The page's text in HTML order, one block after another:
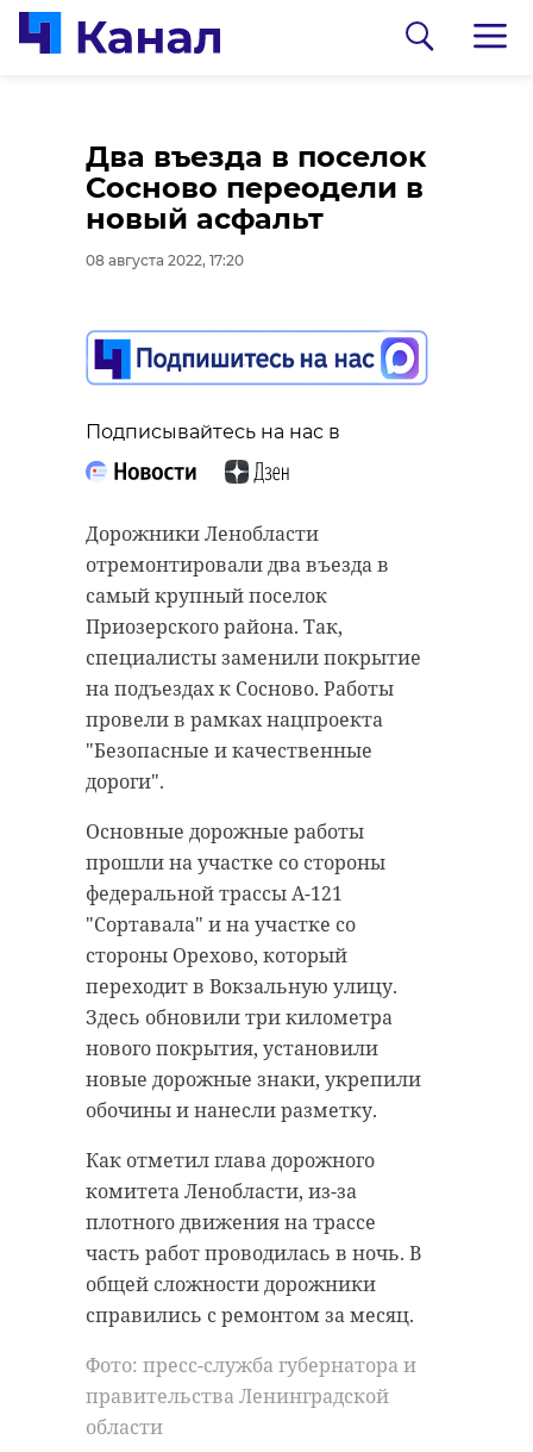
Два въезда в поселок
Сосново переодели в
новый асфальт
08 августа 2022, 17:20
Подписывайтесь на нас в
Дорожники Ленобласти
отремонтировали два въезда в
самый крупный поселок
Приозерского района. Так,
специалисты заменили покрытие
на подъездах к Сосново. Работы
провели в рамках нацпроекта
"Безопасные и качественные
дороги".
Основные дорожные работы
прошли на участке со стороны
федеральной трассы А-121
"Сортавала" и на участке со
стороны Орехово, который
переходит в Вокзальную улицу.
Здесь обновили три километра
нового покрытия, установили
новые дорожные знаки, укрепили
обочины и нанесли разметку.
Как отметил глава дорожного
комитета Ленобласти, из-за
плотного движения на трассе
часть работ проводилась в ночь. В
общей сложности дорожники
справились с ремонтом за месяц.
Фото: пресс-служба губернатора и
правительства Ленинградской
области
На перекрестке в
Выборге водитель
насмерть сбил
пенсионерку на
"зебре"
Подписывайтесь на нас в
97-летняя жительница Выборга не
пережила аварии на переходном
пешеходе и скончалась в
больнице от травм. Накануне
женщину сбил неизвестный на
"Датсун Он-До" на проспекте
Суворова. Вместе с ней под колеса
летняя женщина.
Как сообщает издание 47news со
ссылкой на ОГИБДД Выборгского
района, последнюю доставили в
больницу с тяжелыми травмами.
На данный момент о её состоянии
информации не сообщалось.
Известно, что женщины
переходили дорогу по
сбил водитель иномарки.
Вторая пострадавшая не вынесла
причиненных ей травм. В итоге
97-летняя пенсионерка
скончалась в больнице Выборга.
Фото: "Интересные события в
Выборге\ВКонтакте"
Из карьера в
Ленобласти достали
тело пропавшего в
июле парня
Подписывайтесь на нас в
Сегодня, 8 августа, специалисты
аварийно-спасательной службы
нашли тело пропавшего в июле
молодого человека. Погибшего
подняли со дна водоема около
посёлка Кульмолово
(Всеволожский район
Ленобласти).
Как рассказали в пресс-службе
организации, молодой человек
пропал 22 июля. Найти его удалось
лишь спустя почти 3 недели. Тело
утонувшего доставили на берег
сотрудники поисково-
спасательного отряда города
Шлиссельбург. Его передали
сотрудникам полиции.
Фото: Аварийно-спасательная
служба ЛО
аварийно-спасательная служба
спасатели утонул человек
Поделиться статьей: